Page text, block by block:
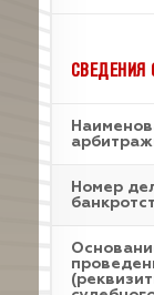
СВЕДЕНИЯ
Номер